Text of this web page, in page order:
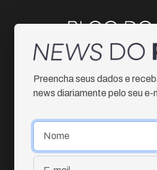
Instagram
Facebook
Preencha seus dados e
news diariamente pelo seu e-